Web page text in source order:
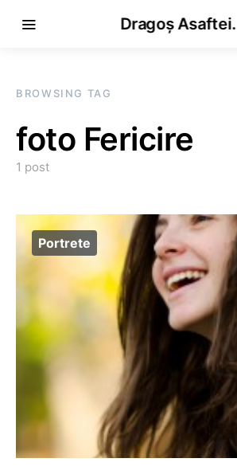
Dragoș Asaftei.
BROWSING TAG
foto Fericire
1 post
Portrete